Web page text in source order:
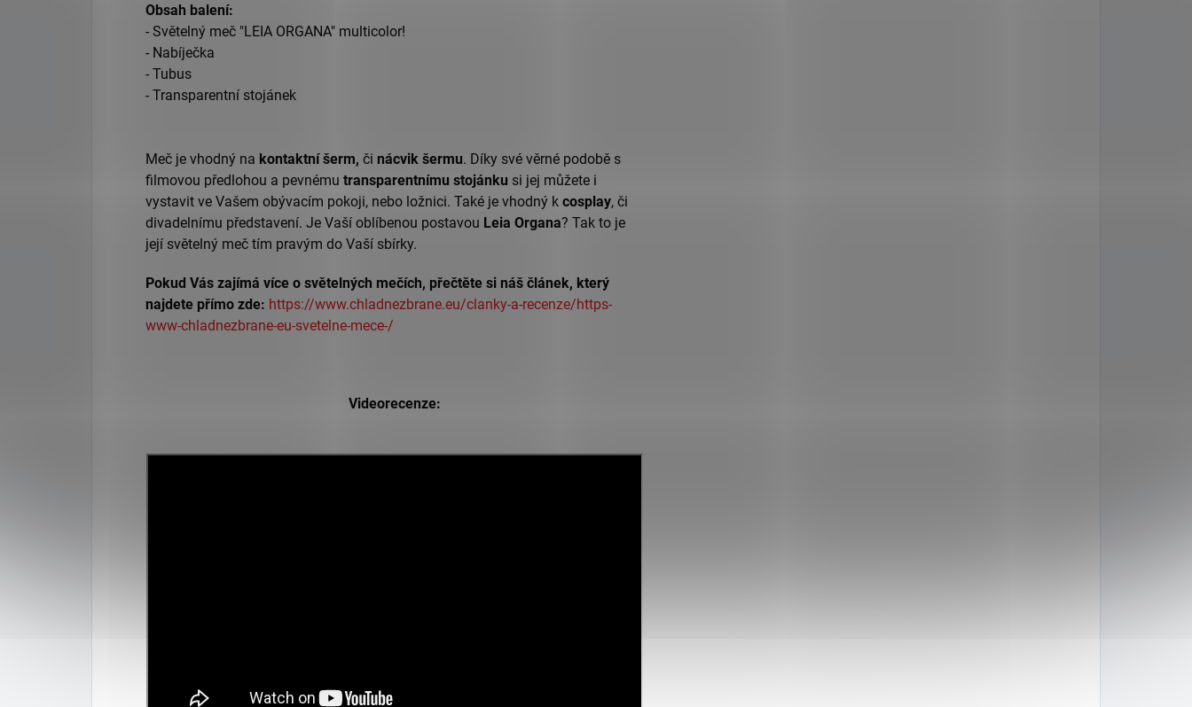
Obsah balení:
- Světelný meč "LEIA ORGANA" multicolor!
- Nabíječka
- Tubus
- Transparentní stojánek
Meč je vhodný na kontaktní šerm, či nácvik šermu. Díky své věrné podobě s
filmovou předlohou a pevnému transparentnímu stojánku si jej můžete i
vystavit ve Vašem obývacím pokoji, nebo ložnici. Také je vhodný k cosplay, či
divadelnímu představení. Je Vaší oblíbenou postavou Leia Organa? Tak to je
její světelný meč tím pravým do Vaší sbírky.
Pokud Vás zajímá více o světelných mečích, přečtěte si náš článek, který
najdete přímo zde: https://www.chladnezbrane.eu/clanky-a-recenze/https-
www-chladnezbrane-eu-svetelne-mece-/
Videorecenze: